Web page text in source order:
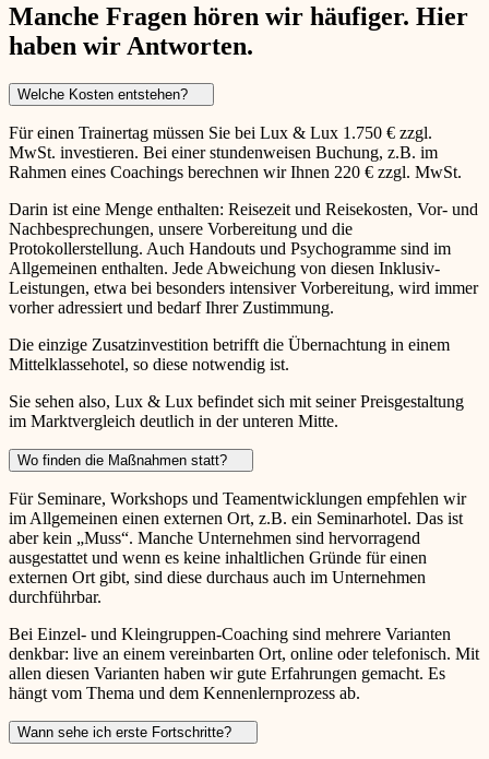
Manche Fragen hören wir häufiger. Hier
haben wir Antworten.
Welche Kosten entstehen?
Für einen Trainertag müssen Sie bei Lux & Lux 1.750 € zzgl.
MwSt. investieren. Bei einer stundenweisen Buchung, z.B. im
Rahmen eines Coachings berechnen wir Ihnen 220 € zzgl. MwSt.
Darin ist eine Menge enthalten: Reisezeit und Reisekosten, Vor- und
Nachbesprechungen, unsere Vorbereitung und die
Protokollerstellung. Auch Handouts und Psychogramme sind im
Allgemeinen enthalten. Jede Abweichung von diesen Inklusiv-
Leistungen, etwa bei besonders intensiver Vorbereitung, wird immer
vorher adressiert und bedarf Ihrer Zustimmung.
Die einzige Zusatzinvestition betrifft die Übernachtung in einem
Mittelklassehotel, so diese notwendig ist.
Sie sehen also, Lux & Lux befindet sich mit seiner Preisgestaltung
im Marktvergleich deutlich in der unteren Mitte.
Wo finden die Maßnahmen statt?
Für Seminare, Workshops und Teamentwicklungen empfehlen wir
im Allgemeinen einen externen Ort, z.B. ein Seminarhotel. Das ist
aber kein „Muss“. Manche Unternehmen sind hervorragend
ausgestattet und wenn es keine inhaltlichen Gründe für einen
externen Ort gibt, sind diese durchaus auch im Unternehmen
durchführbar.
Bei Einzel- und Kleingruppen-Coaching sind mehrere Varianten
denkbar: live an einem vereinbarten Ort, online oder telefonisch. Mit
allen diesen Varianten haben wir gute Erfahrungen gemacht. Es
hängt vom Thema und dem Kennenlernprozess ab.
Wann sehe ich erste Fortschritte?